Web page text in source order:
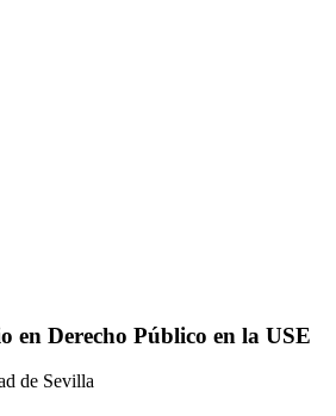
en Derecho Público en la USE
de Sevilla